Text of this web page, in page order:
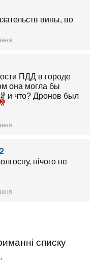
вины, во
ПДД в городе
она могла бы
и что? Дронов был
нічого не
списку